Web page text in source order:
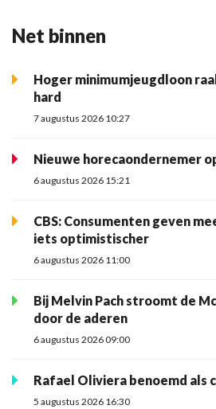
Net binnen
Hoger minimumjeugdloon
hard
7 augustus 2026 10:27
Nieuwe horecaondernemer
6 augustus 2026 15:21
CBS: Consumenten geven
iets optimistischer
6 augustus 2026 11:00
Bij Melvin Pach stroomt de
door de aderen
6 augustus 2026 09:00
Rafael Oliviera benoemd als
5 augustus 2026 16:30